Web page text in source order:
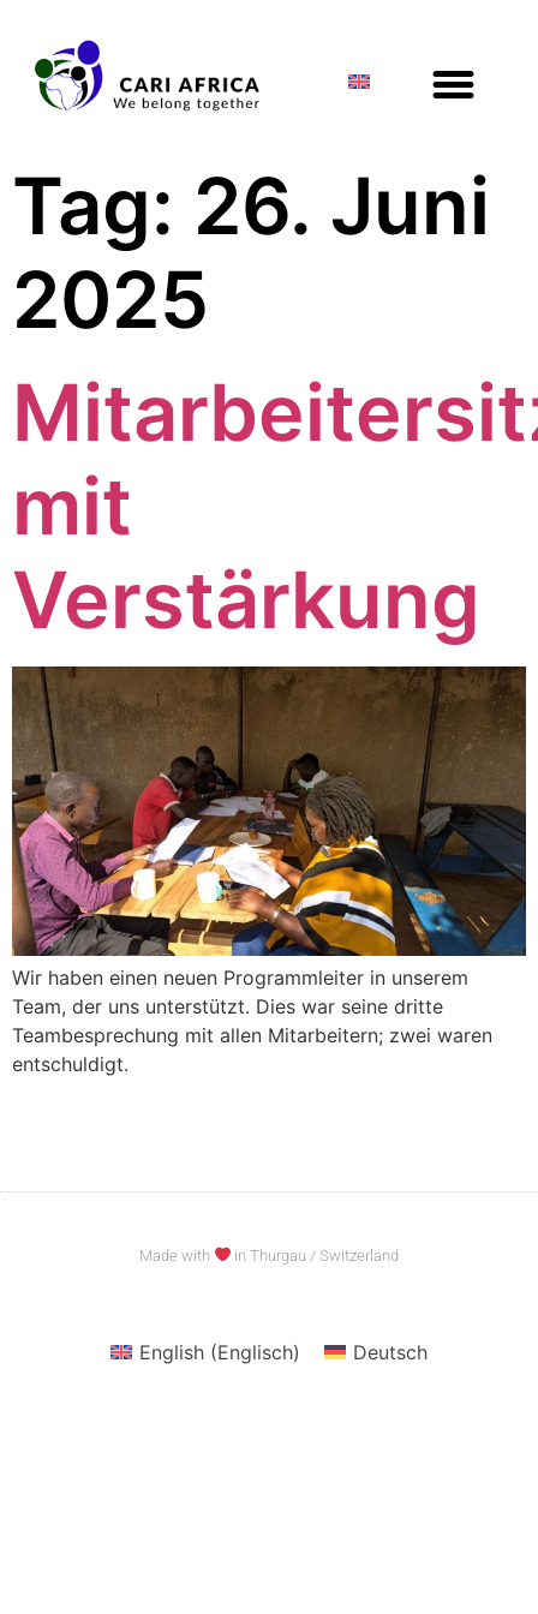
Tag: 26. Juni
2025
mit
Verstärkung
Wir haben einen neuen Programmleiter in unserem
Team, der uns unterstützt. Dies war seine dritte
Teambesprechung mit allen Mitarbeitern; zwei waren
entschuldigt.
Made with in Thurgau / Switzerland
English (Englisch) Deutsch